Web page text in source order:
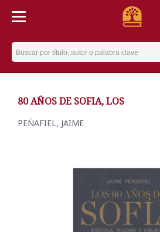
Username
80 AÑOS DE SOFIA, LOS
PEÑAFIEL, JAIME